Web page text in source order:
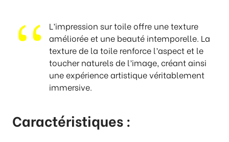
:
€
1
7
0
L’impression sur toile offre une texture
améliorée et une beauté intemporelle. La
texture de la toile renforce l’aspect et le
toucher naturels de l’image, créant ainsi
une expérienceartistique véritablement
immersive.
Caractéristiques :